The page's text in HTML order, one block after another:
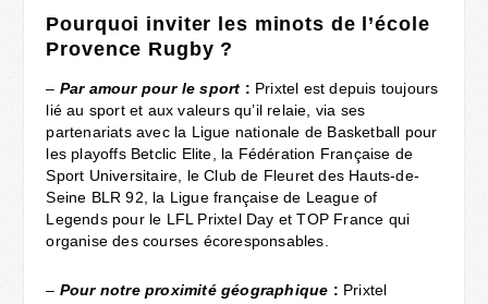
Pourquoi inviter les minots de l’école
Provence Rugby ?
– Par amour pour le sport : Prixtel est depuis toujours
lié au sport et aux valeurs qu’il relaie, via ses
partenariats avec la Ligue nationale de Basketball pour
les playoffs Betclic Elite, la Fédération Française de
Sport Universitaire, le Club de Fleuret des Hauts-de-
Seine BLR 92, la Ligue française de League of
Legends pour le LFL Prixtel Day et TOP France qui
organise des courses écoresponsables.
– Pour notre proximité géographique : Prixtel